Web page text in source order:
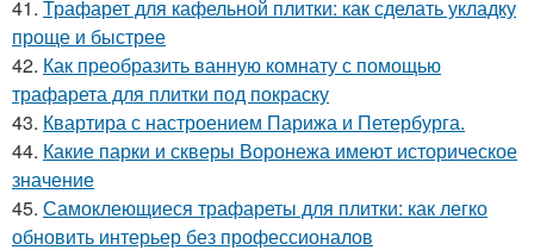
41. Трафарет для кафельной плитки: как сделать укладку
проще и быстрее
42. Как преобразить ванную комнату с помощью
трафарета для плитки под покраску
43. Квартира с настроением Парижа и Петербурга.
44. Какие парки и скверы Воронежа имеют историческое
значение
45. Самоклеющиеся трафареты для плитки: как легко
обновить интерьер без профессионалов